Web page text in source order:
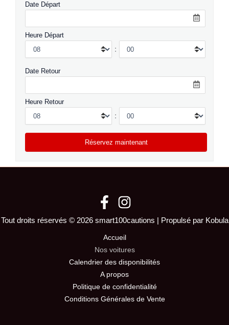
Date Départ
Heure Départ
:
Date Retour
Heure Retour
:
Tout droits réservés © 2026 smart100cautions | Propulsé par Kobula
Accueil
Nos voitures
Calendrier des disponibilités
A propos
Politique de confidentialité
Conditions Générales de Vente